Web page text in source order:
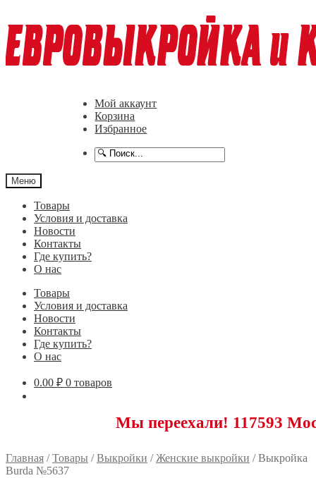
к
навигации
к
содержимому
Мой аккаунт
Корзина
Избранное
Меню
Товары
Условия и доставка
Новости
Контакты
Где купить?
О нас
Товары
Условия и доставка
Новости
Контакты
Где купить?
О нас
0.00 ₽ 0 товаров
Мы переехали! 117593 Москва,
Главная /Товары /Выкройки /Женские выкройки /Выкройка
Burda №5637